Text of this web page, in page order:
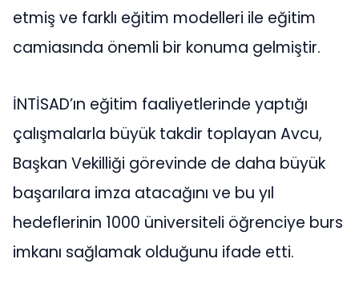
etmiş ve farklı eğitim modelleri ile eğitim
camiasında önemli bir konuma gelmiştir.
İNTİSAD’ın eğitim faaliyetlerinde yaptığı
çalışmalarla büyük takdir toplayan Avcu,
Başkan Vekilliği görevinde de daha büyük
başarılara imza atacağını ve bu yıl
hedeflerinin 1000 üniversiteli öğrenciye burs
imkanı sağlamak olduğunu ifade etti.